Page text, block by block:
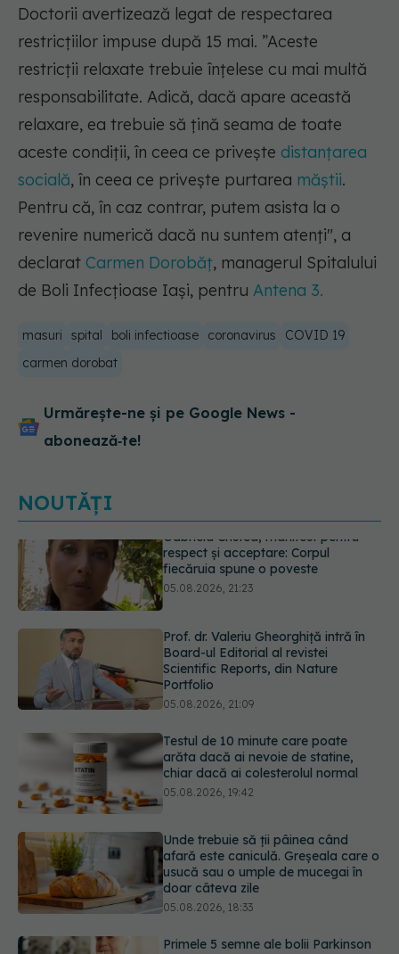
Doctorii avertizează legat de respectarea
restricțiilor impuse după 15 mai. ”Aceste
restricții relaxate trebuie înțelese cu mai multă
responsabilitate. Adică, dacă apare această
relaxare, ea trebuie să țină seama de toate
aceste condiții, în ceea ce privește distanțarea
socială, în ceea ce privește purtarea măștii.
Pentru că, în caz contrar, putem asista la o
revenire numerică dacă nu suntem atenți", a
declarat Carmen Dorobăț, managerul Spitalului
de Boli Infecțioase Iași, pentru Antena 3.
masuri spital boli infectioase coronavirus
COVID 19
carmen dorobat
Urmărește-ne și pe Google News -
abonează‑te!
NOUTĂȚI
Prof. dr. Valeriu Gheorghiță intră în
Board-ul Editorial al revistei
Scientific Reports, din Nature
05.08.2026, 21:09
Testul de 10 minute care poate
arăta dacă ai nevoie de statine,
chiar dacă ai colesterolul normal
Unde trebuie să ții pâinea când
afară este caniculă. Greșeala care o
usucă sau o umple de mucegai în
05.08.2026, 18:33
Primele 5 semne ale bolii Parkinson
pe care 80% dintre oameni le
ignoră. Nu e vorba doar despre
05.08.2026, 17:31